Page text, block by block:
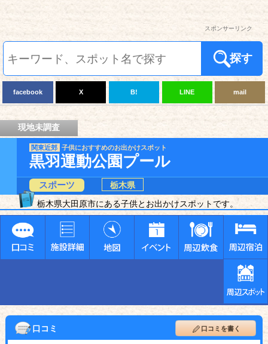
スポンサーリンク
探す
facebook X B! LINE mail
現地未調査
関東近郊 子供におすすめのお出かけスポット
黒羽運動公園プール
スポーツ
栃木県
栃木県大田原市にある子供とお出かけスポットです。
口コミ 口コミを書く